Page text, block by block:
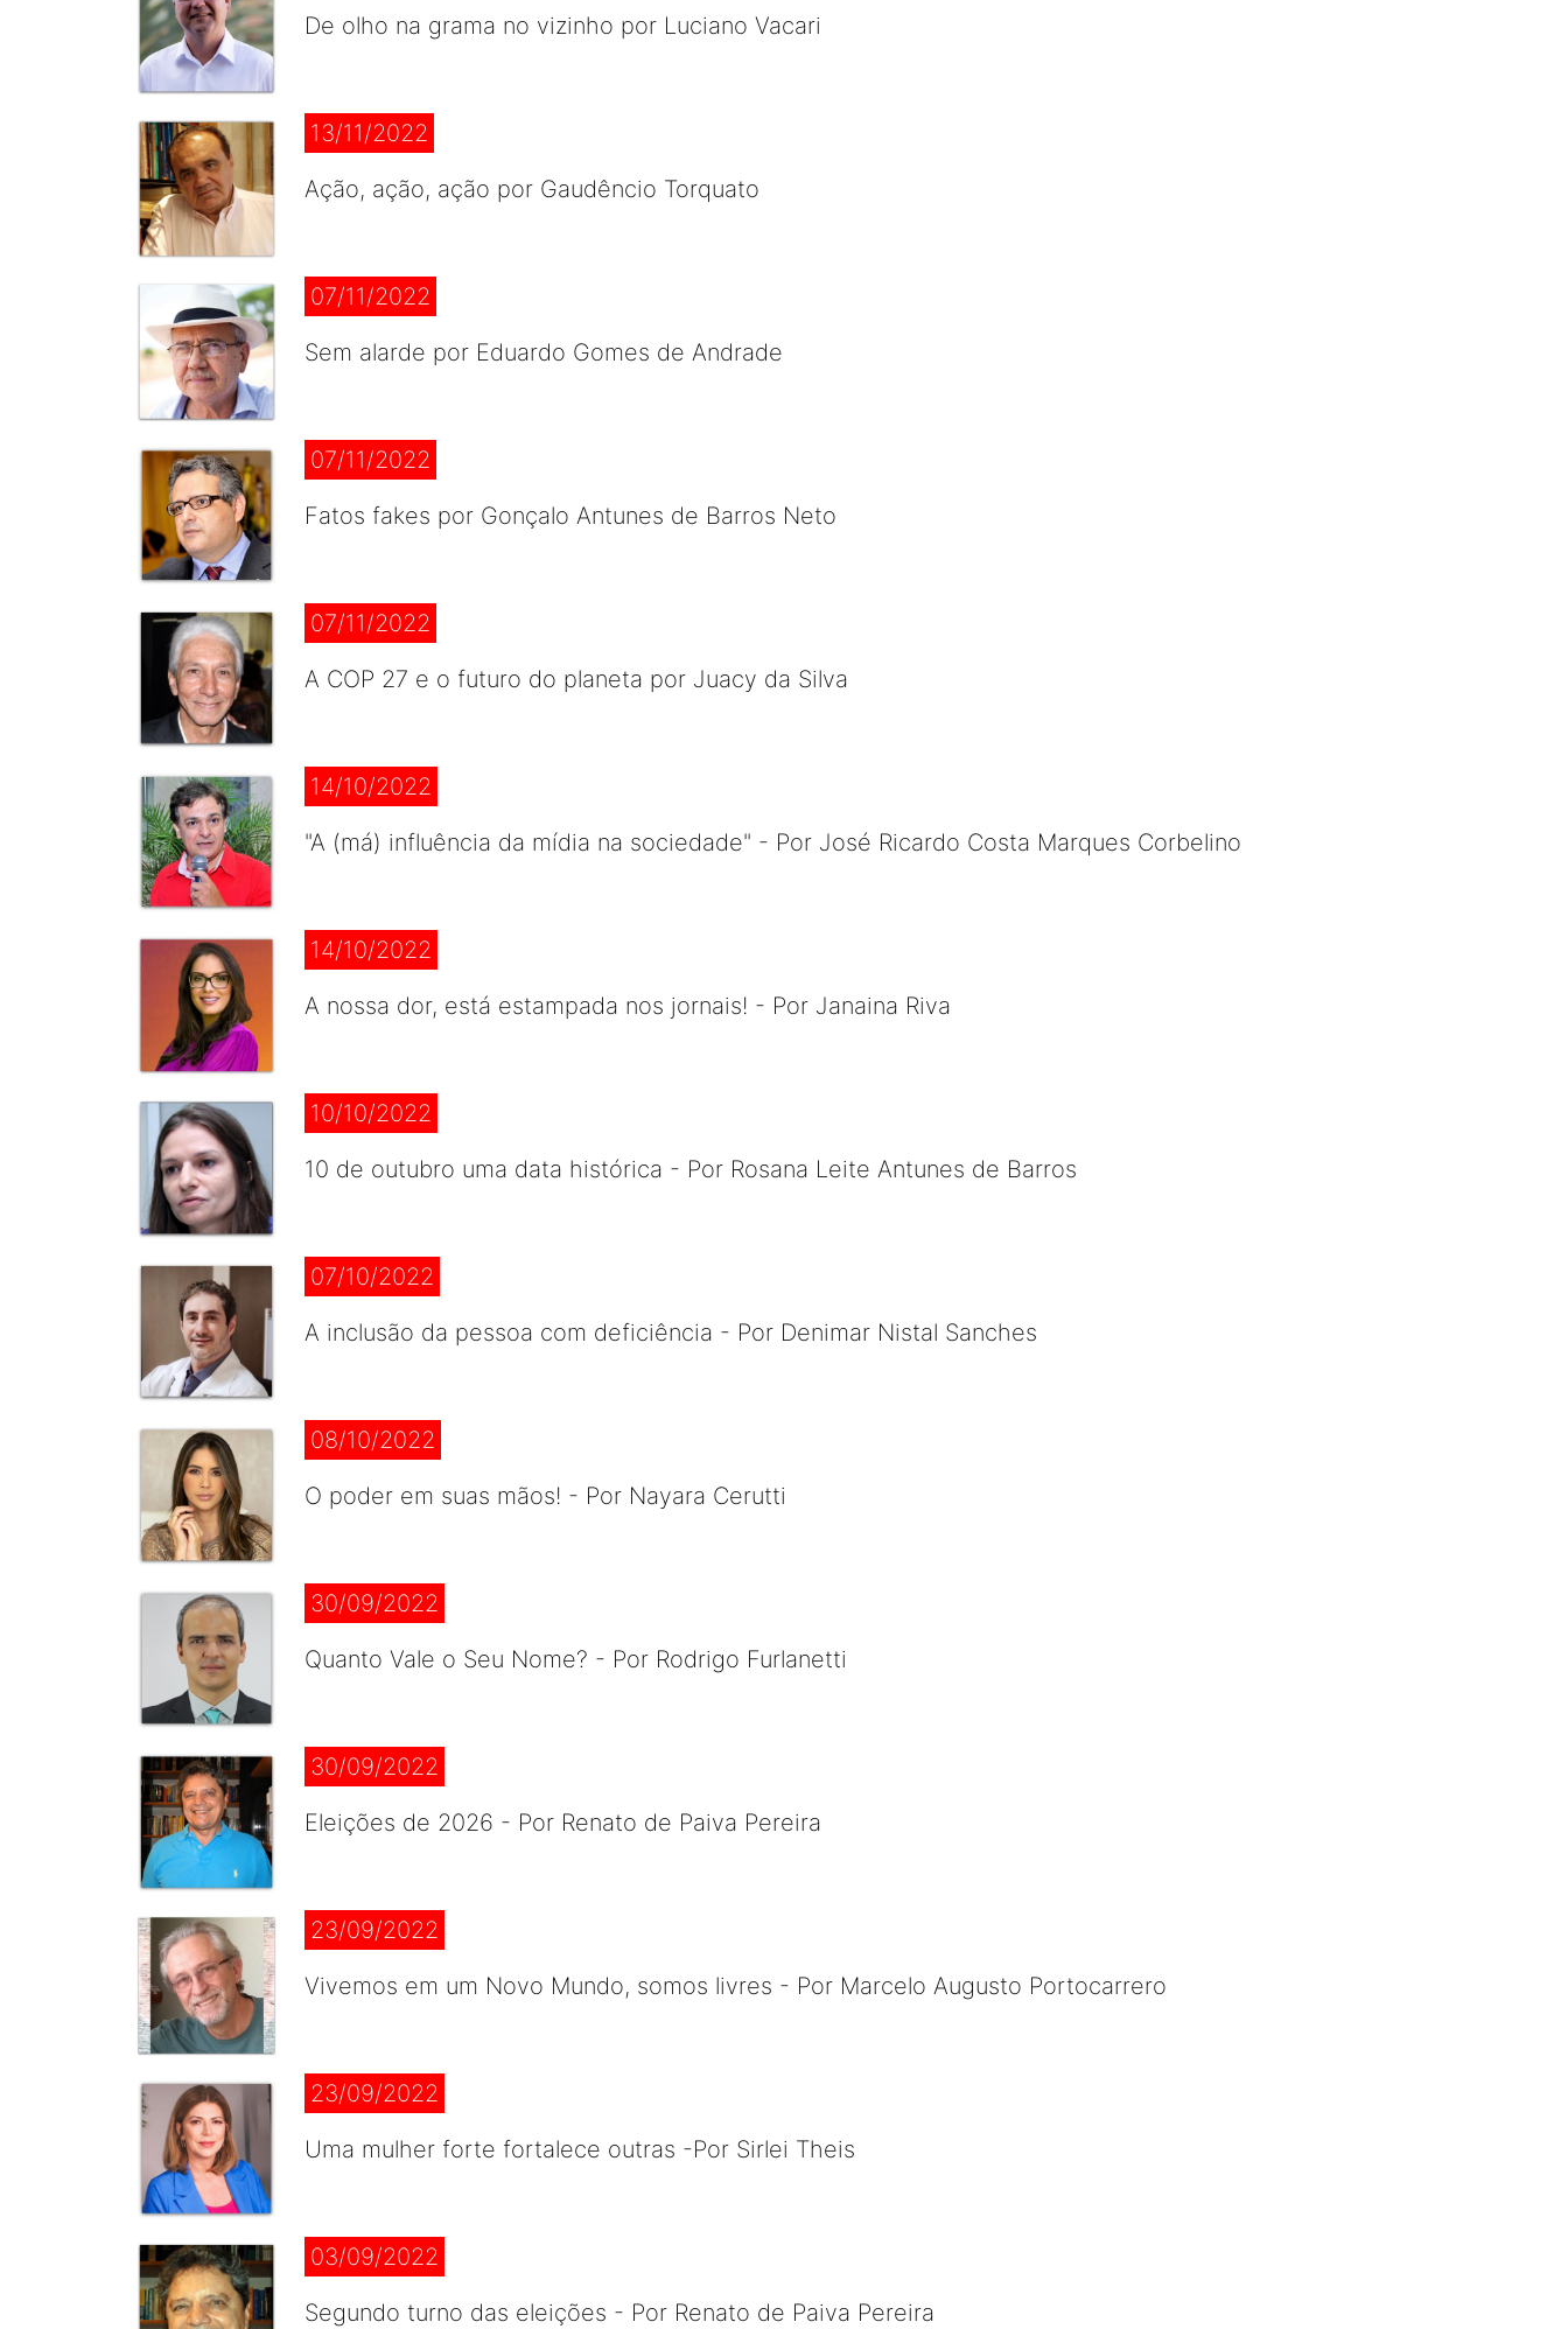
De olho na grama no vizinho por Luciano Vacari
13/11/2022
Ação, ação, ação por Gaudêncio Torquato
07/11/2022
Sem alarde por Eduardo Gomes de Andrade
07/11/2022
Fatos fakes por Gonçalo Antunes de Barros Neto
07/11/2022
A COP 27 e o futuro do planeta por Juacy da Silva
14/10/2022
"A (má) influência da mídia na sociedade" - Por José Ricardo Costa Marques Corbelino
14/10/2022
A nossa dor, está estampada nos jornais! - Por Janaina Riva
10/10/2022
10 de outubro uma data histórica - Por Rosana Leite Antunes de Barros
07/10/2022
A inclusão da pessoa com deficiência - Por Denimar Nistal Sanches
08/10/2022
O poder em suas mãos! - Por Nayara Cerutti
30/09/2022
Quanto Vale o Seu Nome? - Por Rodrigo Furlanetti
30/09/2022
Eleições de 2026 - Por Renato de Paiva Pereira
23/09/2022
Vivemos em um Novo Mundo, somos livres - Por Marcelo Augusto Portocarrero
23/09/2022
Uma mulher forte fortalece outras -Por Sirlei Theis
03/09/2022
Segundo turno das eleições - Por Renato de Paiva Pereira